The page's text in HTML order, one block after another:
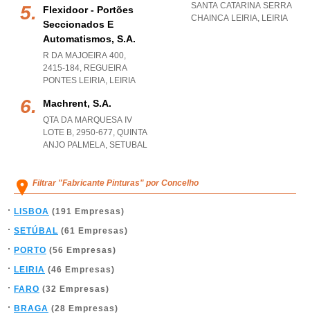
Flexidoor - Portões
Seccionados E
Automatismos, S.a.
R DA MAJOEIRA 400,
2415-184, REGUEIRA
PONTES LEIRIA, LEIRIA
Machrent, S.a.
QTA DA MARQUESA IV
LOTE B, 2950-677, QUINTA
ANJO PALMELA, SETUBAL
SANTA CATARINA SERRA
CHAINCA LEIRIA, LEIRIA
Filtrar "Fabricante Pinturas" por Concelho
LISBOA (191 Empresas)
SETÚBAL (61 Empresas)
PORTO (56 Empresas)
LEIRIA (46 Empresas)
FARO (32 Empresas)
BRAGA (28 Empresas)